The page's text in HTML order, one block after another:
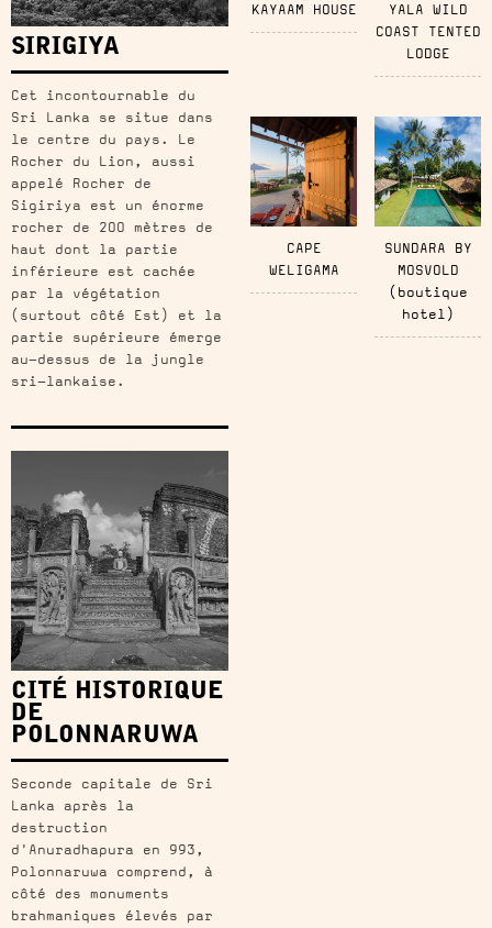
SIRIGIYA
Cet incontournable du
Sri Lanka se situe dans
le centre du pays. Le
Rocher du Lion, aussi
appelé Rocher de
Sigiriya est un énorme
rocher de 200 mètres de
haut dont la partie
inférieure est cachée
par la végétation
(surtout côté Est) et la
partie supérieure émerge
au-dessus de la jungle
sri-lankaise.
CITÉ HISTORIQUE
DE
POLONNARUWA
Seconde capitale de Sri
Lanka après la
destruction
d'Anuradhapura en 993,
Polonnaruwa comprend, à
côté des monuments
brahmaniques élevés par
KAYAAM HOUSE
YALA WILD
COAST TENTED
LODGE
CAPE
WELIGAMA
SUNDARA BY
MOSVOLD
(boutique
hotel)